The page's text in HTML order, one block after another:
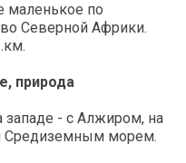
маленькое по
Северной Африки.
природа
западе - с Алжиром, на
Средиземным морем.